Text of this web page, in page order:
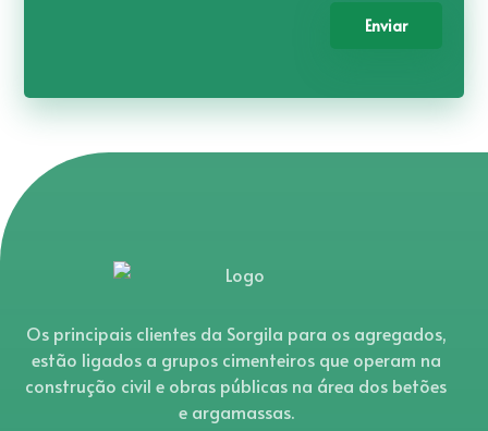
Enviar
Os principais clientes da Sorgila para os agregados,
estão ligados a grupos cimenteiros que operam na
construção civil e obras públicas na área dos betões
e argamassas.